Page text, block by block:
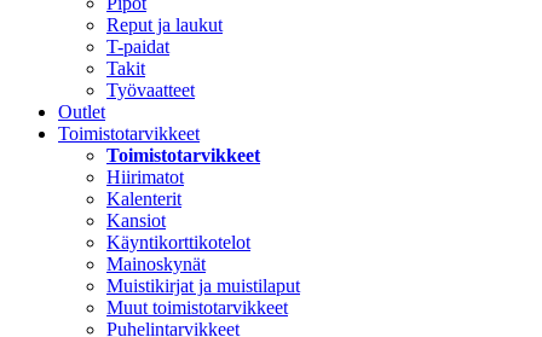
Reput ja laukut
T-paidat
Takit
Työvaatteet
Outlet
Toimistotarvikkeet
Toimistotarvikkeet
Hiirimatot
Kalenterit
Kansiot
Käyntikorttikotelot
Mainoskynät
Muistikirjat ja muistilaput
Muut toimistotarvikkeet
Puhelintarvikkeet